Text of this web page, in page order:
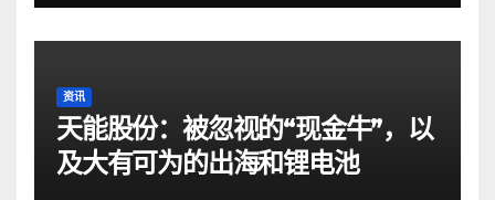
资讯
天能股份：被忽视的“现金牛”，以
及大有可为的出海和锂电池